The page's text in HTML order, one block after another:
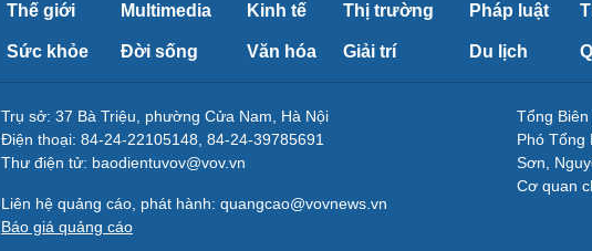
Thế giới Multimedia Kinh tế Thị trường Pháp luật
Sức khỏe Đời sống Văn hóa Giải trí Du lịch
Trụ sở: 37 Bà Triệu, phường Cửa Nam, Hà Nội
Điện thoại: 84-24-22105148, 84-24-39785691
Thư điện tử: baodientuvov@vov.vn
Liên hệ quảng cáo, phát hành: quangcao@vovnews.vn
Báo giá quảng cáo
Tổng Biên
Phó Tổng
Sơn,
Cơ quan